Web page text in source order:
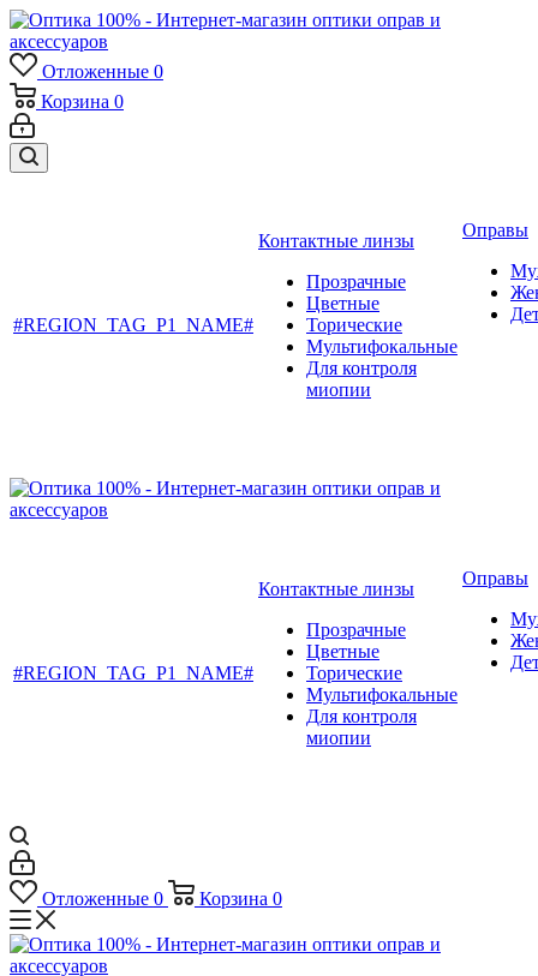
Отложенные 0
Корзина 0
#REGION_TAG_P1_NAME#
Контактные линзы
Прозрачные
Цветные
Торические
Мультифокальные
Для контроля
миопии
Оправы
#REGION_TAG_P1_NAME#
Контактные линзы
Прозрачные
Цветные
Торические
Мультифокальные
Для контроля
миопии
Оправы
Отложенные 0 Корзина 0